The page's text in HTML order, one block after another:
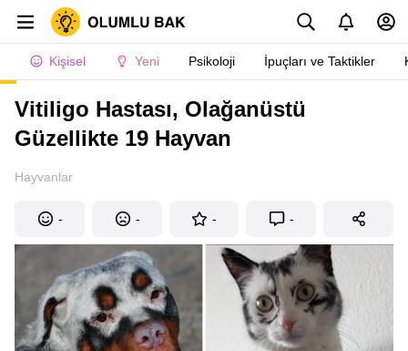
Kişisel Yeni Psikoloji İpuçları ve Taktikler
Vitiligo Hastası, Olağanüstü
Güzellikte 19 Hayvan
Hayvanlar
- - - -